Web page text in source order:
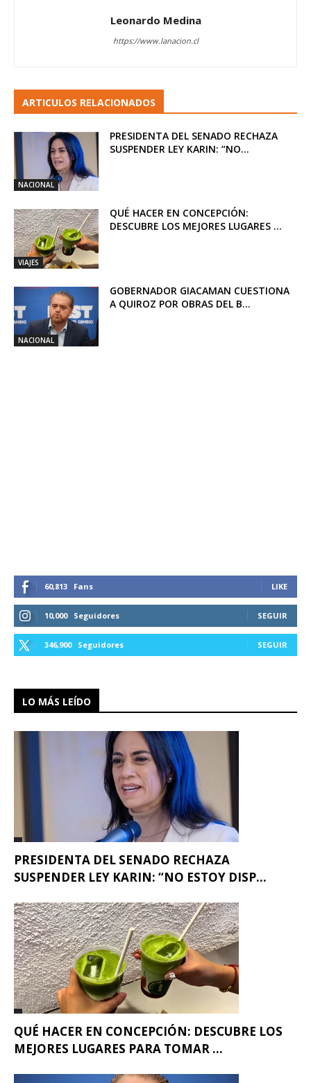
Leonardo Medina
https://www.lanacion.cl
ARTICULOS RELACIONADOS
NACIONAL
PRESIDENTA DEL SENADO RECHAZA
SUSPENDER LEY KARIN: “NO...
VIAJES
QUÉ HACER EN CONCEPCIÓN:
DESCUBRE LOS MEJORES LUGARES ...
NACIONAL
GOBERNADOR GIACAMAN CUESTIONA
A QUIROZ POR OBRAS DEL B...
60,813 Fans LIKE
10,000 Seguidores SEGUIR
346,900 Seguidores SEGUIR
LO MÁS LEÍDO
PRESIDENTA DEL SENADO RECHAZA
SUSPENDER LEY KARIN: “NO ESTOY DISP...
QUÉ HACER EN CONCEPCIÓN: DESCUBRE LOS
MEJORES LUGARES PARA TOMAR ...